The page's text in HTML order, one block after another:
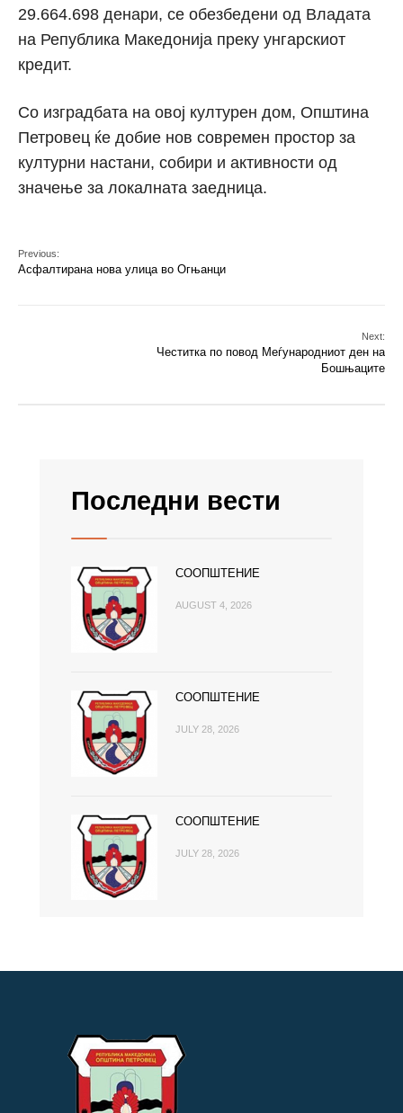
29.664.698 денари, се обезбедени од Владата
на Република Македонија преку унгарскиот
кредит.
Со изградбата на овој културен дом, Општина
Петровец ќе добие нов современ простор за
културни настани, собири и активности од
значење за локалната заедница.
Previous:
Асфалтирана нова улица во Огњанци
Next:
Честитка по повод Меѓународниот ден на
Бошњаците
Последни вести
СООПШТЕНИЕ
AUGUST 4, 2026
СООПШТЕНИЕ
JULY 28, 2026
СООПШТЕНИЕ
JULY 28, 2026